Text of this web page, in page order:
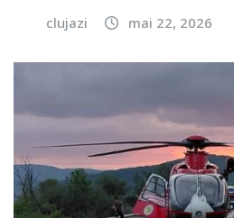
clujazi mai 22, 2026